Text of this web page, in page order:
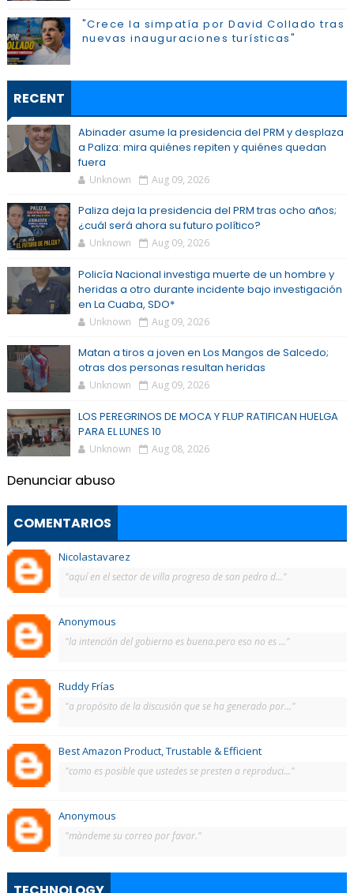
"Crece la simpatía por David Collado tras
nuevas inauguraciones turísticas"
RECENT
Abinader asume la presidencia del PRM y desplaza
a Paliza: mira quiénes repiten y quiénes quedan
fuera
Unknown Aug 09, 2026
Paliza deja la presidencia del PRM tras ocho años;
¿cuál será ahora su futuro político?
Unknown Aug 09, 2026
Policía Nacional investiga muerte de un hombre y
heridas a otro durante incidente bajo investigación
en La Cuaba, SDO*
Unknown Aug 09, 2026
Matan a tiros a joven en Los Mangos de Salcedo;
otras dos personas resultan heridas
Unknown Aug 09, 2026
LOS PEREGRINOS DE MOCA Y FLUP RATIFICAN HUELGA
PARA EL LUNES 10
Unknown Aug 08, 2026
Denunciar abuso
COMENTARIOS
Nicolastavarez
"aquí en el sector de villa progreso de san pedro d..."
Anonymous
"la intención del gobierno es buena.pero eso no es ..."
Ruddy Frías
"a propósito de la discusión que se ha generado por..."
Best Amazon Product, Trustable & Efficient
"como es posible que ustedes se presten a reproduci..."
Anonymous
"màndeme su correo por favor."